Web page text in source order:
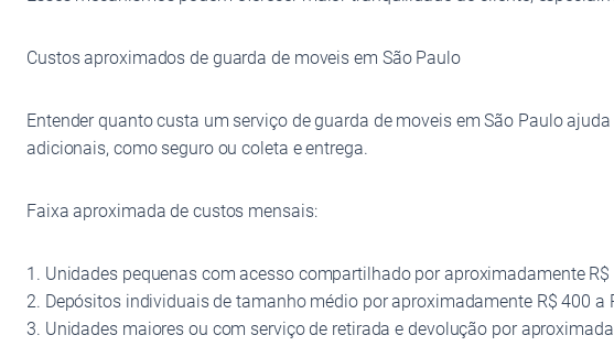
Custos aproximados de guarda de moveis em São Paulo
Entender quanto custa um serviço de guarda de moveis em São Paulo
adicionais, como seguro ou coleta e entrega.
Faixa aproximada de custos mensais:
1. Unidades pequenas com acesso compartilhado por aproximadamente
2. Depósitos individuais de tamanho médio por aproximadamente R$ 400 a
3. Unidades maiores ou com serviço de retirada e devolução por